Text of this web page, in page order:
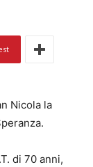
Nicola la
di 70 anni,